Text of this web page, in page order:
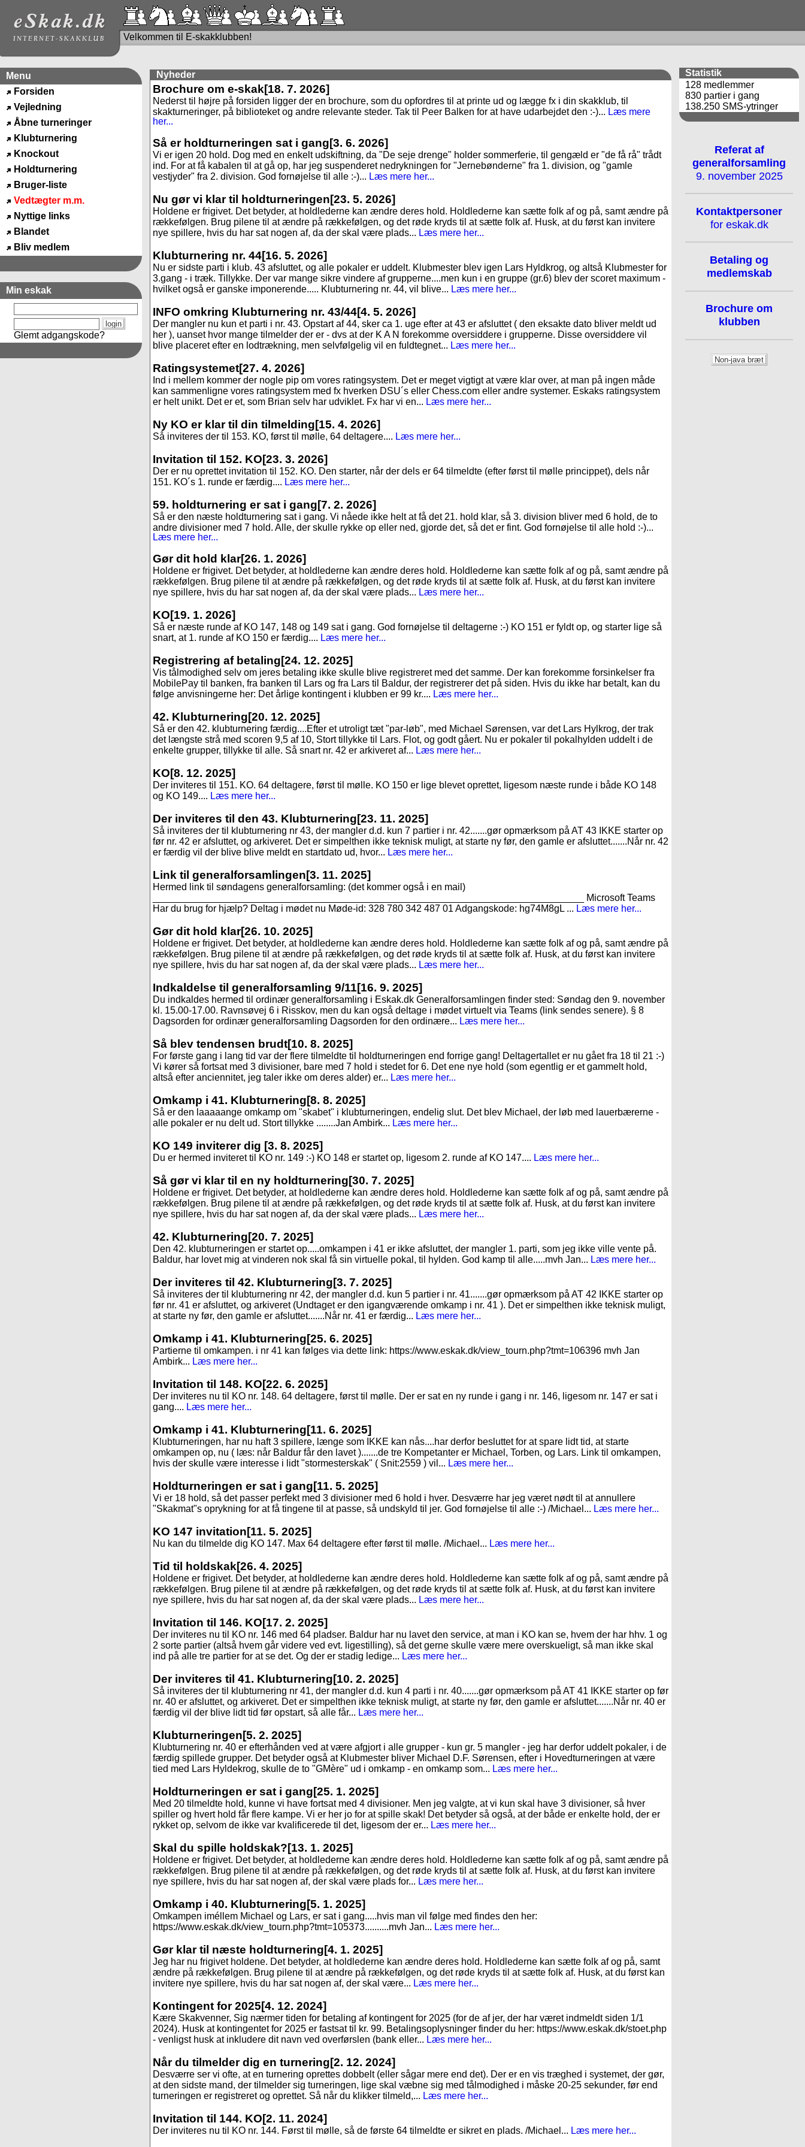
Velkommen til E-skakklubben!
Menu
Forsiden
Vejledning
Åbne turneringer
Klubturnering
Knockout
Holdturnering
Bruger-liste
Vedtægter m.m.
Nyttige links
Blandet
Bliv medlem
Min eskak
Glemt adgangskode?
Nyheder
Brochure om e-skak[18. 7. 2026]
Nederst til højre på forsiden ligger der en brochure, som du opfordres til at printe ud og lægge fx i din skakklub, til
skakturneringer, på biblioteket og andre relevante steder. Tak til Peer Balken for at have udarbejdet den :-)... Læs mere
her...
Så er holdturneringen sat i gang[3. 6. 2026]
Vi er igen 20 hold. Dog med en enkelt udskiftning, da "De seje drenge" holder sommerferie, til gengæld er "de få rå" trådt
ind. For at få kabalen til at gå op, har jeg suspenderet nedrykningen for "Jernebønderne" fra 1. division, og "gamle
vestjyder" fra 2. division. God fornøjelse til alle :-)... Læs mere her...
Nu gør vi klar til holdturneringen[23. 5. 2026]
Holdene er frigivet. Det betyder, at holdlederne kan ændre deres hold. Holdlederne kan sætte folk af og på, samt ændre på
rækkefølgen. Brug pilene til at ændre på rækkefølgen, og det røde kryds til at sætte folk af. Husk, at du først kan invitere
nye spillere, hvis du har sat nogen af, da der skal være plads... Læs mere her...
Klubturnering nr. 44[16. 5. 2026]
Nu er sidste parti i klub. 43 afsluttet, og alle pokaler er uddelt. Klubmester blev igen Lars Hyldkrog, og altså Klubmester for
3.gang - i træk. Tillykke. Der var mange sikre vindere af grupperne....men kun i en gruppe (gr.6) blev der scoret maximum -
hvilket også er ganske imponerende..... Klubturnering nr. 44, vil blive... Læs mere her...
INFO omkring Klubturnering nr. 43/44[4. 5. 2026]
Der mangler nu kun et parti i nr. 43. Opstart af 44, sker ca 1. uge efter at 43 er afsluttet ( den eksakte dato bliver meldt ud
her ), uanset hvor mange tilmelder der er - dvs at der K A N forekomme oversiddere i grupperne. Disse oversiddere vil
blive placeret efter en lodtrækning, men selvfølgelig vil en fuldtegnet... Læs mere her...
Ratingsystemet[27. 4. 2026]
Ind i mellem kommer der nogle pip om vores ratingsystem. Det er meget vigtigt at være klar over, at man på ingen måde
kan sammenligne vores ratingsystem med fx hverken DSU´s eller Chess.com eller andre systemer. Eskaks ratingsystem
er helt unikt. Det er et, som Brian selv har udviklet. Fx har vi en... Læs mere her...
Ny KO er klar til din tilmelding[15. 4. 2026]
Så inviteres der til 153. KO, først til mølle, 64 deltagere.... Læs mere her...
Invitation til 152. KO[23. 3. 2026]
Der er nu oprettet invitation til 152. KO. Den starter, når der dels er 64 tilmeldte (efter først til mølle princippet), dels når
151. KO´s 1. runde er færdig.... Læs mere her...
59. holdturnering er sat i gang[7. 2. 2026]
Så er den næste holdturnering sat i gang. Vi nåede ikke helt at få det 21. hold klar, så 3. division bliver med 6 hold, de to
andre divisioner med 7 hold. Alle, der skulle rykke op eller ned, gjorde det, så det er fint. God fornøjelse til alle hold :-)...
Læs mere her...
Gør dit hold klar[26. 1. 2026]
Holdene er frigivet. Det betyder, at holdlederne kan ændre deres hold. Holdlederne kan sætte folk af og på, samt ændre på
rækkefølgen. Brug pilene til at ændre på rækkefølgen, og det røde kryds til at sætte folk af. Husk, at du først kan invitere
nye spillere, hvis du har sat nogen af, da der skal være plads... Læs mere her...
KO[19. 1. 2026]
Så er næste runde af KO 147, 148 og 149 sat i gang. God fornøjelse til deltagerne :-) KO 151 er fyldt op, og starter lige så
snart, at 1. runde af KO 150 er færdig.... Læs mere her...
Registrering af betaling[24. 12. 2025]
Vis tålmodighed selv om jeres betaling ikke skulle blive registreret med det samme. Der kan forekomme forsinkelser fra
MobilePay til banken, fra banken til Lars og fra Lars til Baldur, der registrerer det på siden. Hvis du ikke har betalt, kan du
følge anvisningerne her: Det årlige kontingent i klubben er 99 kr.... Læs mere her...
42. Klubturnering[20. 12. 2025]
Så er den 42. klubturnering færdig....Efter et utroligt tæt "par-løb", med Michael Sørensen, var det Lars Hylkrog, der trak
det længste strå med scoren 9,5 af 10, Stort tillykke til Lars. Flot, og godt gåert. Nu er pokaler til pokalhylden uddelt i de
enkelte grupper, tillykke til alle. Så snart nr. 42 er arkiveret af... Læs mere her...
KO[8. 12. 2025]
Der inviteres til 151. KO. 64 deltagere, først til mølle. KO 150 er lige blevet oprettet, ligesom næste runde i både KO 148
og KO 149.... Læs mere her...
Der inviteres til den 43. Klubturnering[23. 11. 2025]
Så inviteres der til klubturnering nr 43, der mangler d.d. kun 7 partier i nr. 42.......gør opmærksom på AT 43 IKKE starter op
før nr. 42 er afsluttet, og arkiveret. Det er simpelthen ikke teknisk muligt, at starte ny før, den gamle er afsluttet.......Når nr. 42
er færdig vil der blive blive meldt en startdato ud, hvor... Læs mere her...
Link til generalforsamlingen[3. 11. 2025]
Hermed link til søndagens generalforsamling: (det kommer også i en mail)
________________________________________________________________________________ Microsoft Teams
Har du brug for hjælp? Deltag i mødet nu Møde-id: 328 780 342 487 01 Adgangskode: hg74M8gL ... Læs mere her...
Gør dit hold klar[26. 10. 2025]
Holdene er frigivet. Det betyder, at holdlederne kan ændre deres hold. Holdlederne kan sætte folk af og på, samt ændre på
rækkefølgen. Brug pilene til at ændre på rækkefølgen, og det røde kryds til at sætte folk af. Husk, at du først kan invitere
nye spillere, hvis du har sat nogen af, da der skal være plads... Læs mere her...
Indkaldelse til generalforsamling 9/11[16. 9. 2025]
Du indkaldes hermed til ordinær generalforsamling i Eskak.dk Generalforsamlingen finder sted: Søndag den 9. november
kl. 15.00-17.00. Ravnsøvej 6 i Risskov, men du kan også deltage i mødet virtuelt via Teams (link sendes senere). § 8
Dagsorden for ordinær generalforsamling Dagsorden for den ordinære... Læs mere her...
Så blev tendensen brudt[10. 8. 2025]
For første gang i lang tid var der flere tilmeldte til holdturneringen end forrige gang! Deltagertallet er nu gået fra 18 til 21 :-)
Vi kører så fortsat med 3 divisioner, bare med 7 hold i stedet for 6. Det ene nye hold (som egentlig er et gammelt hold,
altså efter anciennitet, jeg taler ikke om deres alder) er... Læs mere her...
Omkamp i 41. Klubturnering[8. 8. 2025]
Så er den laaaaange omkamp om "skabet" i klubturneringen, endelig slut. Det blev Michael, der løb med lauerbærerne -
alle pokaler er nu delt ud. Stort tillykke ........Jan Ambirk... Læs mere her...
KO 149 inviterer dig [3. 8. 2025]
Du er hermed inviteret til KO nr. 149 :-) KO 148 er startet op, ligesom 2. runde af KO 147.... Læs mere her...
Så gør vi klar til en ny holdturnering[30. 7. 2025]
Holdene er frigivet. Det betyder, at holdlederne kan ændre deres hold. Holdlederne kan sætte folk af og på, samt ændre på
rækkefølgen. Brug pilene til at ændre på rækkefølgen, og det røde kryds til at sætte folk af. Husk, at du først kan invitere
nye spillere, hvis du har sat nogen af, da der skal være plads... Læs mere her...
42. Klubturnering[20. 7. 2025]
Den 42. klubturneringen er startet op.....omkampen i 41 er ikke afsluttet, der mangler 1. parti, som jeg ikke ville vente på.
Baldur, har lovet mig at vinderen nok skal få sin virtuelle pokal, til hylden. God kamp til alle.....mvh Jan... Læs mere her...
Der inviteres til 42. Klubturnering[3. 7. 2025]
Så inviteres der til klubturnering nr 42, der mangler d.d. kun 5 partier i nr. 41.......gør opmærksom på AT 42 IKKE starter op
før nr. 41 er afsluttet, og arkiveret (Undtaget er den igangværende omkamp i nr. 41 ). Det er simpelthen ikke teknisk muligt,
at starte ny før, den gamle er afsluttet.......Når nr. 41 er færdig... Læs mere her...
Omkamp i 41. Klubturnering[25. 6. 2025]
Partierne til omkampen. i nr 41 kan følges via dette link: https://www.eskak.dk/view_tourn.php?tmt=106396 mvh Jan
Ambirk... Læs mere her...
Invitation til 148. KO[22. 6. 2025]
Der inviteres nu til KO nr. 148. 64 deltagere, først til mølle. Der er sat en ny runde i gang i nr. 146, ligesom nr. 147 er sat i
gang.... Læs mere her...
Omkamp i 41. Klubturnering[11. 6. 2025]
Klubturneringen, har nu haft 3 spillere, længe som IKKE kan nås....har derfor besluttet for at spare lidt tid, at starte
omkampen op, nu ( læs: når Baldur får den lavet ).......de tre Kompetanter er Michael, Torben, og Lars. Link til omkampen,
hvis der skulle være interesse i lidt "stormesterskak" ( Snit:2559 ) vil... Læs mere her...
Holdturneringen er sat i gang[11. 5. 2025]
Vi er 18 hold, så det passer perfekt med 3 divisioner med 6 hold i hver. Desværre har jeg været nødt til at annullere
"Skakmat"s oprykning for at få tingene til at passe, så undskyld til jer. God fornøjelse til alle :-) /Michael... Læs mere her...
KO 147 invitation[11. 5. 2025]
Nu kan du tilmelde dig KO 147. Max 64 deltagere efter først til mølle. /Michael... Læs mere her...
Tid til holdskak[26. 4. 2025]
Holdene er frigivet. Det betyder, at holdlederne kan ændre deres hold. Holdlederne kan sætte folk af og på, samt ændre på
rækkefølgen. Brug pilene til at ændre på rækkefølgen, og det røde kryds til at sætte folk af. Husk, at du først kan invitere
nye spillere, hvis du har sat nogen af, da der skal være plads... Læs mere her...
Invitation til 146. KO[17. 2. 2025]
Der inviteres nu til KO nr. 146 med 64 pladser. Baldur har nu lavet den service, at man i KO kan se, hvem der har hhv. 1 og
2 sorte partier (altså hvem går videre ved evt. ligestilling), så det gerne skulle være mere overskueligt, så man ikke skal
ind på alle tre partier for at se det. Og der er stadig ledige... Læs mere her...
Der inviteres til 41. Klubturnering[10. 2. 2025]
Så inviteres der til klubturnering nr 41, der mangler d.d. kun 4 parti i nr. 40.......gør opmærksom på AT 41 IKKE starter op før
nr. 40 er afsluttet, og arkiveret. Det er simpelthen ikke teknisk muligt, at starte ny før, den gamle er afsluttet.......Når nr. 40 er
færdig vil der blive lidt tid før opstart, så alle får... Læs mere her...
Klubturneringen[5. 2. 2025]
Klubturnering nr. 40 er efterhånden ved at være afgjort i alle grupper - kun gr. 5 mangler - jeg har derfor uddelt pokaler, i de
færdig spillede grupper. Det betyder også at Klubmester bliver Michael D.F. Sørensen, efter i Hovedturneringen at være
tied med Lars Hyldekrog, skulle de to "GMère" ud i omkamp - en omkamp som... Læs mere her...
Holdturneringen er sat i gang[25. 1. 2025]
Med 20 tilmeldte hold, kunne vi have fortsat med 4 divisioner. Men jeg valgte, at vi kun skal have 3 divisioner, så hver
spiller og hvert hold får flere kampe. Vi er her jo for at spille skak! Det betyder så også, at der både er enkelte hold, der er
rykket op, selvom de ikke var kvalificerede til det, ligesom der er... Læs mere her...
Skal du spille holdskak?[13. 1. 2025]
Holdene er frigivet. Det betyder, at holdlederne kan ændre deres hold. Holdlederne kan sætte folk af og på, samt ændre på
rækkefølgen. Brug pilene til at ændre på rækkefølgen, og det røde kryds til at sætte folk af. Husk, at du først kan invitere
nye spillere, hvis du har sat nogen af, der skal være plads for... Læs mere her...
Omkamp i 40. Klubturnering[5. 1. 2025]
Omkampen iméllem Michael og Lars, er sat i gang.....hvis man vil følge med findes den her:
https://www.eskak.dk/view_tourn.php?tmt=105373..........mvh Jan... Læs mere her...
Gør klar til næste holdturnering[4. 1. 2025]
Jeg har nu frigivet holdene. Det betyder, at holdlederne kan ændre deres hold. Holdlederne kan sætte folk af og på, samt
ændre på rækkefølgen. Brug pilene til at ændre på rækkefølgen, og det røde kryds til at sætte folk af. Husk, at du først kan
invitere nye spillere, hvis du har sat nogen af, der skal være... Læs mere her...
Kontingent for 2025[4. 12. 2024]
Kære Skakvenner, Sig nærmer tiden for betaling af kontingent for 2025 (for de af jer, der har været indmeldt siden 1/1
2024). Husk at kontingentet for 2025 er fastsat til kr. 99. Betalingsoplysninger finder du her: https://www.eskak.dk/stoet.php
- venligst husk at inkludere dit navn ved overførslen (bank eller... Læs mere her...
Når du tilmelder dig en turnering[2. 12. 2024]
Desværre ser vi ofte, at en turnering oprettes dobbelt (eller sågar mere end det). Der er en vis træghed i systemet, der gør,
at den sidste mand, der tilmelder sig turneringen, lige skal væbne sig med tålmodighed i måske 20-25 sekunder, før end
turneringen er registreret og oprettet. Så når du klikker tilmeld,... Læs mere her...
Invitation til 144. KO[2. 11. 2024]
Der inviteres nu til KO nr. 144. Først til mølle, så de første 64 tilmeldte er sikret en plads. /Michael... Læs mere her...
Statistik
128 medlemmer
830 partier i gang
138.250 SMS-ytringer
Referat af
generalforsamling
9. november 2025
Kontaktpersoner
for eskak.dk
Betaling og
medlemskab
Brochure om
klubben